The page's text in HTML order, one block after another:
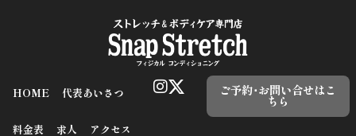
HOME 代表あいさつ
料金表 求人 アクセス
ご予約･お問い合せはこ
ちら